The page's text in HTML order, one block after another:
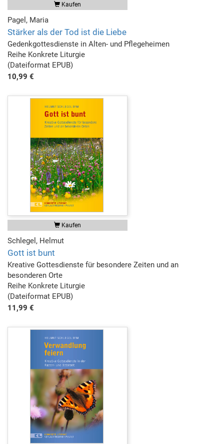
Kaufen
Pagel, Maria
Stärker als der Tod ist die Liebe
Gedenkgottesdienste in Alten- und Pflegeheimen
Reihe Konkrete Liturgie
(Dateiformat EPUB)
10,99 €
Kaufen
Schlegel, Helmut
Gott ist bunt
Kreative Gottesdienste für besondere Zeiten und an
besonderen Orte
Reihe Konkrete Liturgie
(Dateiformat EPUB)
11,99 €